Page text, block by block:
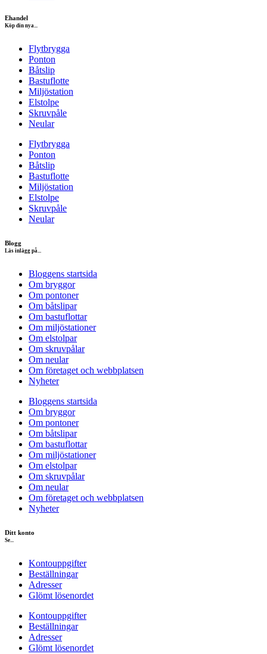
Ehandel
Köp din nya...
Flytbrygga
Ponton
Båtslip
Bastuflotte
Miljöstation
Elstolpe
Skruvpåle
Neular
Flytbrygga
Ponton
Båtslip
Bastuflotte
Miljöstation
Elstolpe
Skruvpåle
Neular
Blogg
Läs inlägg på...
Bloggens startsida
Om bryggor
Om pontoner
Om båtslipar
Om bastuflottar
Om miljöstationer
Om elstolpar
Om skruvpålar
Om neular
Om företaget och webbplatsen
Nyheter
Bloggens startsida
Om bryggor
Om pontoner
Om båtslipar
Om bastuflottar
Om miljöstationer
Om elstolpar
Om skruvpålar
Om neular
Om företaget och webbplatsen
Nyheter
Ditt konto
Se...
Kontouppgifter
Beställningar
Adresser
Glömt lösenordet
Kontouppgifter
Beställningar
Adresser
Glömt lösenordet